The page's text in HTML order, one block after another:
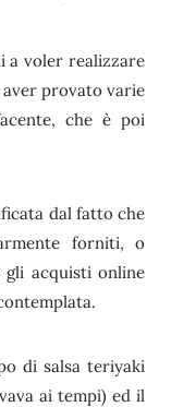
a voler realizzare
aver provato varie
che è poi
dal fatto che
forniti, o
acquisti online
di salsa teriyaki
ai tempi) ed il